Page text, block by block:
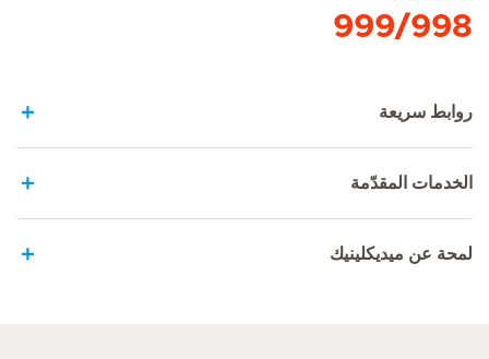
999/998
روابط سريعة
الخدمات المقدّمة
لمحة عن ميديكلينيك